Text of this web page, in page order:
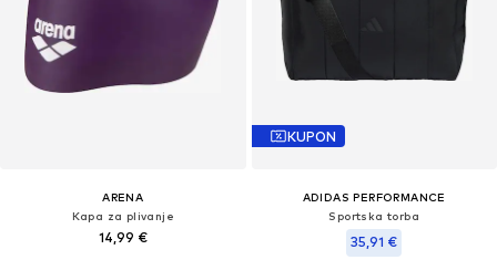
ARENA
Kapa za plivanje
14,99 €
KUPON
ADIDAS PERFORMANCE
Sportska torba
35,91 €